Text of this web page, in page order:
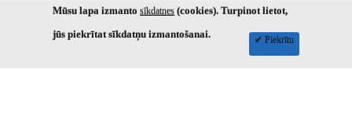
Mūsu lapa izmantosīkdatnes (cookies). Turpinot lietot,
jūs piekrītat sīkdatņu izmantošanai.
✔ Piekrītu